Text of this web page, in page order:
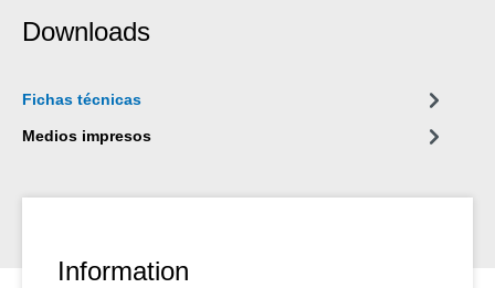
eléctricos y mecánicos manteniéndolos operables. Puede
Downloads
Fichas técnicas
Medios impresos
Information